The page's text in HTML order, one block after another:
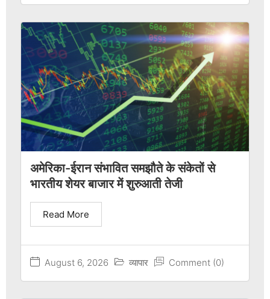
अमेरिका-ईरान संभावित समझौते के संकेतों से
भारतीय शेयर बाजार में शुरुआती तेजी
August 6, 2026 व्यापार Comment (0)
Read More